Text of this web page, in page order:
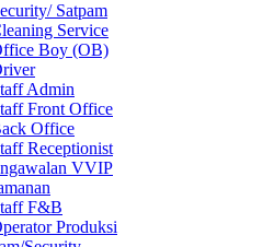
Satpam
Service
Boy (OB)
Admin
Front Office
Office
Receptionist
VVIP
F&B
Produksi